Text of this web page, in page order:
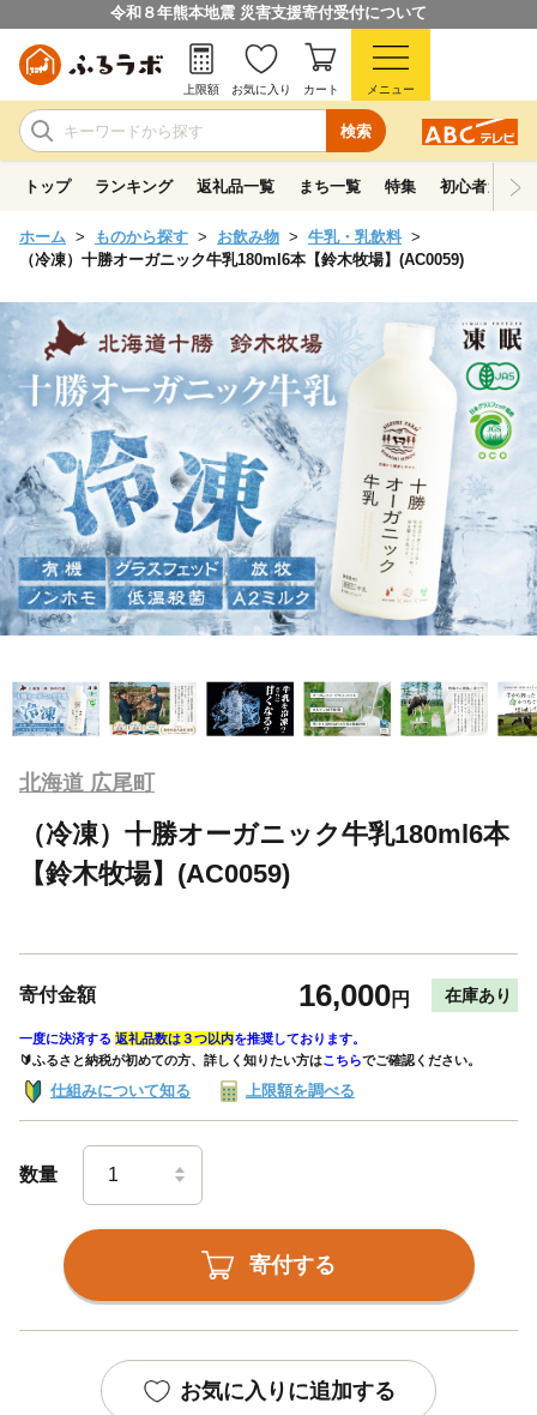
令和８年熊本地震 災害支援寄付受付について
検索
上限額 お気に入り カート メニュー
トップ ランキング 返礼品一覧 まち一覧 特集 初心者ガイド
ホーム ものから探す お飲み物
牛乳・乳飲料
（冷凍）十勝オーガニック牛乳180ml6本【鈴木牧場】(AC0059)
北海道 広尾町
（冷凍）十勝オーガニック牛乳180ml6本
【鈴木牧場】(AC0059)
寄付金額 16,000円 在庫あり
一度に決済する 返礼品数は３つ以内を推奨しております。
🔰ふるさと納税が初めての方、詳しく知りたい方はこちらでご確認ください。
仕組みについて知る 上限額を調べる
数量
寄付する
お気に入りに追加する